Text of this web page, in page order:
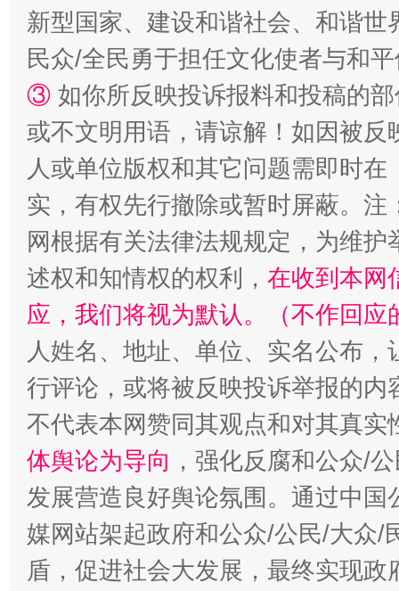
如何以同查同治破解风腐交织难题 养老服
一颗心始终滚烫 还
新型国家、建设和谐社会、和谐
民众/全民勇于担任文化使者与和
③ 如你所反映投诉报料和投稿的
或不文明用语，请谅解！如因被
人或单位版权和其它问题需即时在
实，有权先行撤除或暂时屏蔽。
网根据有关法律法规规定，为维
述权和知情权的权利， 在收到本网
应，我们将视为默认。（不作回应
人姓名、地址、单位、实名公布
行评论，或将被反映投诉举报的
不代表本网赞同其观点和对其真实
体舆论为导向 ，强化反腐和公众/
发展营造良好舆论氛围。通过中
媒网站架起政府和公众/公民/大众/
盾，促进社会大发展，最终实现